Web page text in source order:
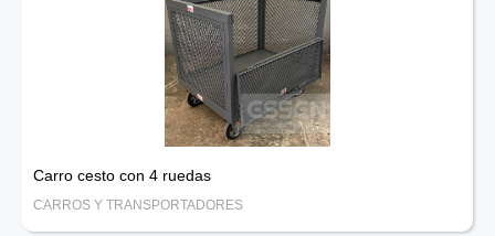
Carro cesto con 4 ruedas
CARROS Y TRANSPORTADORES